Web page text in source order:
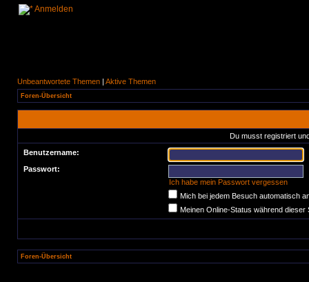
Anmelden
Unbeantwortete Themen | Aktive Themen
Foren-Übersicht
Du musst registriert
Benutzername:
Passwort:
Ich habe mein Passwort vergessen
Mich bei jedem Besuch automatisch
Meinen Online-Status während dieser
Foren-Übersicht